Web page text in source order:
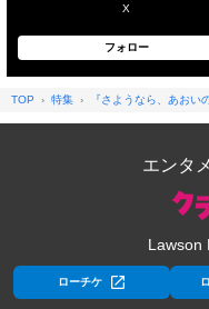
X
フォロー
TOP 特集 『さようなら、あお
エンタ
Lawson
ローチケ